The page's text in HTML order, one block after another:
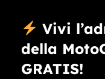
Vivi
della
GRATIS!